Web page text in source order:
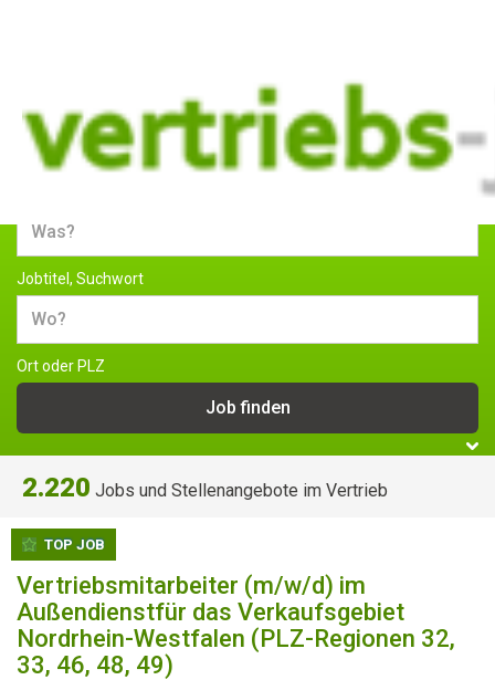
Jobs und Stellenangebote im
Vertrieb
Jobtitel, Suchwort
Ort oder PLZ
2.220 Jobs und Stellenangebote im Vertrieb
Vertriebsmitarbeiter (m/w/d) im
Außendienstfür das Verkaufsgebiet
Nordrhein-Westfalen (PLZ-Regionen 32,
33, 46, 48, 49)
TOP JOB